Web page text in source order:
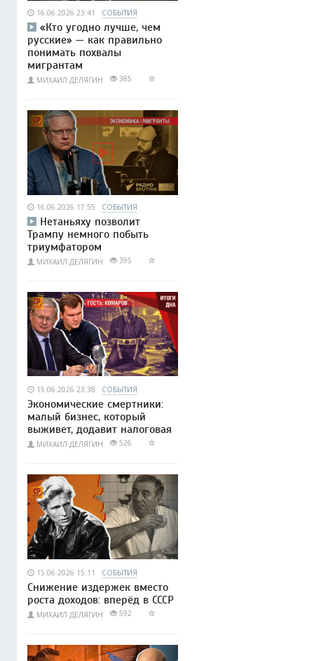
16.06.2026 23:41 СОБЫТИЯ
«Кто угодно лучше, чем
русские» — как правильно
понимать похвалы
мигрантам
МИХАИЛ ДЕЛЯГИН 385
16.06.2026 17:55 СОБЫТИЯ
Нетаньяху позволит
Трампу немного побыть
триумфатором
МИХАИЛ ДЕЛЯГИН 395
15.06.2026 23:38 СОБЫТИЯ
Экономические смертники:
малый бизнес, который
выживет, додавит налоговая
МИХАИЛ ДЕЛЯГИН 526
15.06.2026 15:11 СОБЫТИЯ
Снижение издержек вместо
роста доходов: вперёд в СССР
МИХАИЛ ДЕЛЯГИН 592